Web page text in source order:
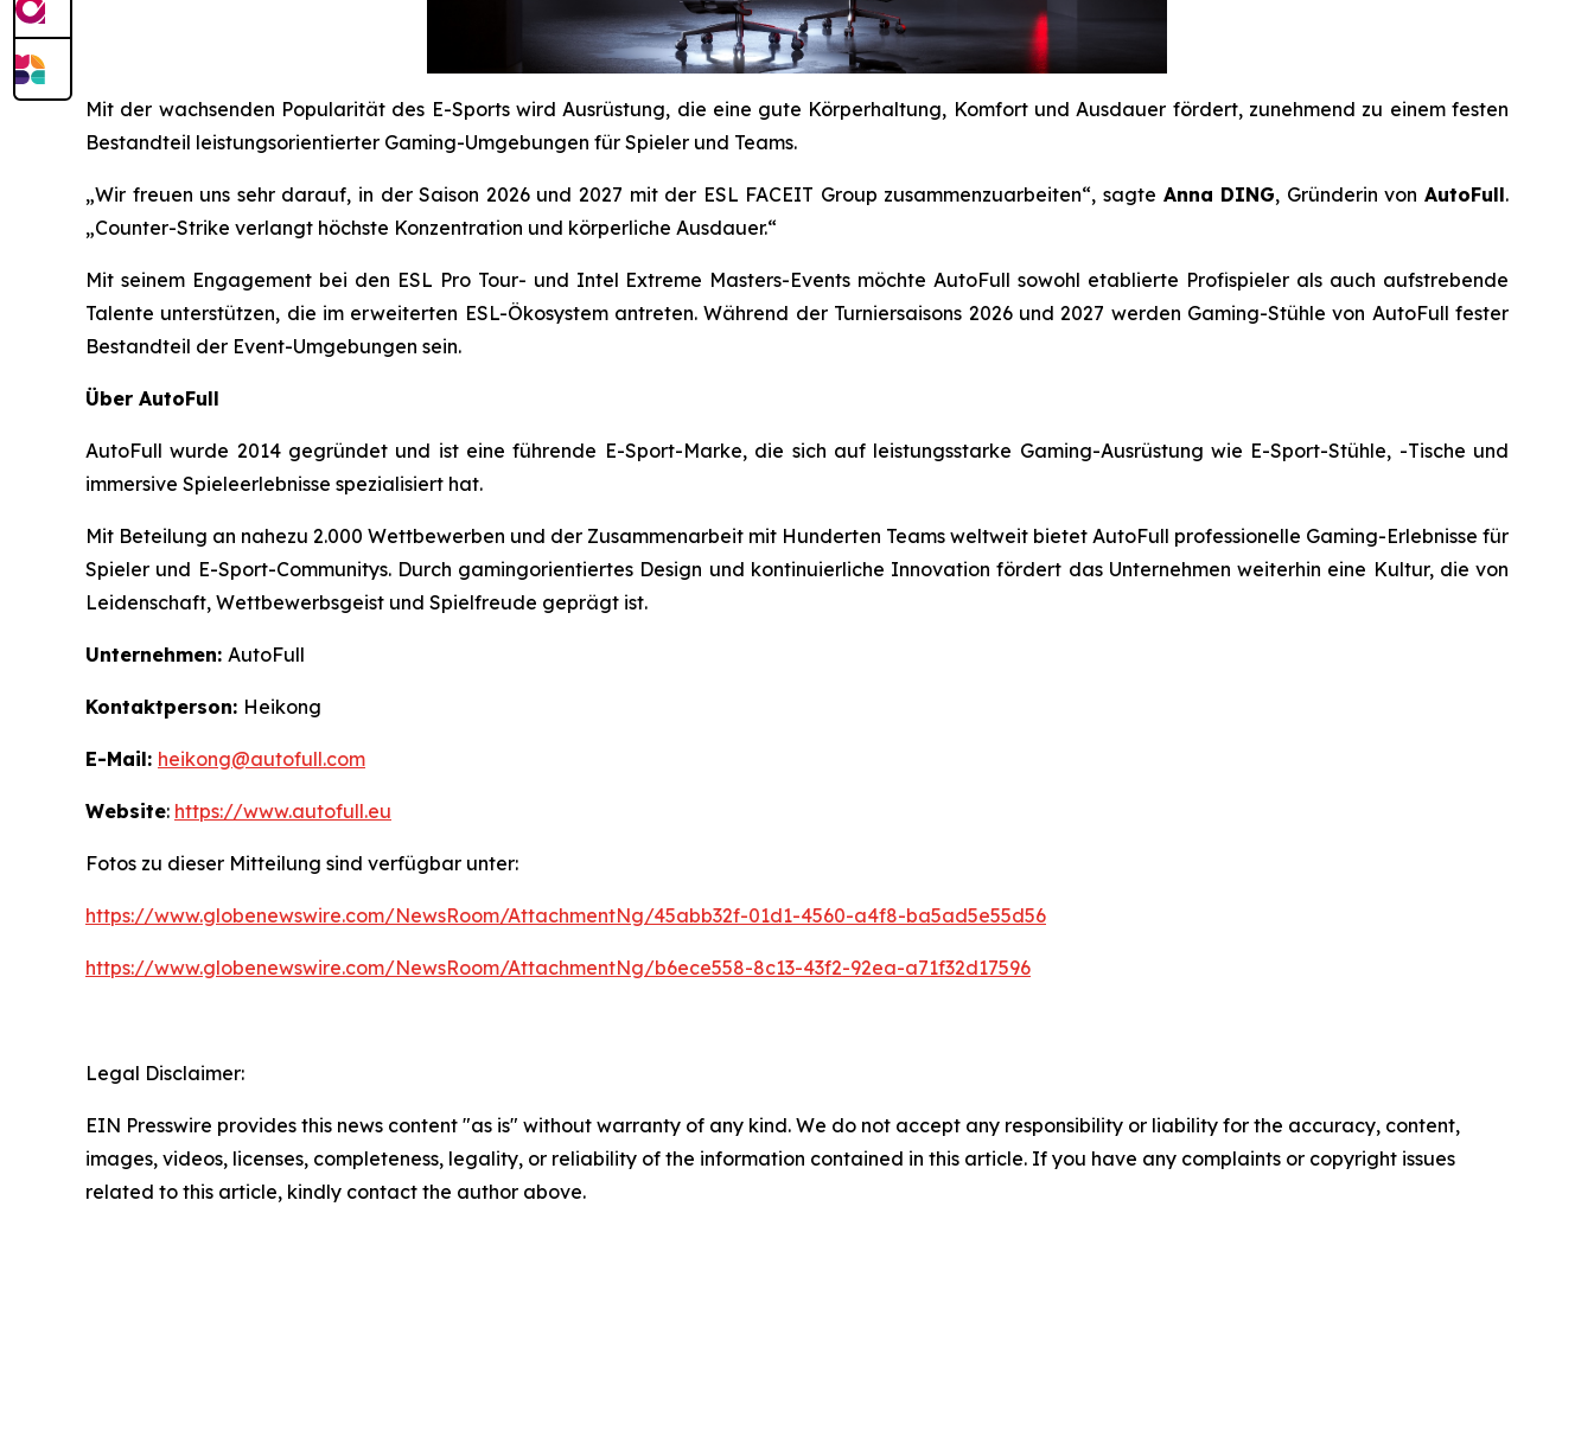
Mit der wachsenden Popularität des E-Sports wird Ausrüstung, die eine gute Körperhaltung, Komfort und Ausdauer fördert, zunehmend zu einem festen
Bestandteil leistungsorientierter Gaming-Umgebungen für Spieler und Teams.
„Wir freuen uns sehr darauf, in der Saison 2026 und 2027 mit der ESL FACEIT Group zusammenzuarbeiten“, sagte Anna DING, Gründerin vonAutoFull.
„Counter-Strike verlangt höchste Konzentration und körperliche Ausdauer.“
Mit seinem Engagement bei den ESL Pro Tour- und Intel Extreme Masters-Events möchte AutoFull sowohl etablierte Profispieler als auch aufstrebende
Talente unterstützen, die im erweiterten ESL-Ökosystem antreten. Während der Turniersaisons 2026 und 2027 werden Gaming-Stühle von AutoFull fester
Bestandteil der Event-Umgebungen sein.
Über AutoFull
AutoFull wurde 2014 gegründet und ist eine führende E-Sport-Marke, die sich auf leistungsstarke Gaming-Ausrüstung wie E-Sport-Stühle, -Tische und
immersive Spieleerlebnisse spezialisiert hat.
Mit Beteilung an nahezu 2.000 Wettbewerben und der Zusammenarbeit mit Hunderten Teams weltweit bietet AutoFull professionelle Gaming-Erlebnisse für
Spieler und E-Sport-Communitys. Durch gamingorientiertes Design und kontinuierliche Innovation fördert das Unternehmen weiterhin eine Kultur, die von
Leidenschaft, Wettbewerbsgeist und Spielfreude geprägt ist.
Unternehmen: AutoFull
Kontaktperson: Heikong
E-Mail: heikong@autofull.com
Website: https://www.autofull.eu
Fotos zu dieser Mitteilung sind verfügbar unter:
https://www.globenewswire.com/NewsRoom/AttachmentNg/45abb32f-01d1-4560-a4f8-ba5ad5e55d56
https://www.globenewswire.com/NewsRoom/AttachmentNg/b6ece558-8c13-43f2-92ea-a71f32d17596
Legal Disclaimer:
EIN Presswire provides this news content "as is" without warranty of any kind. We do not accept any responsibility or liability for the accuracy, content,
images, videos, licenses, completeness, legality, or reliability of the information contained in this article. If you have any complaints or copyright issues
related to this article, kindly contact the author above.